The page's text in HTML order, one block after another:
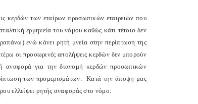
κερδών των εταίρων προσωπικών εταιρειών που
ερμηνεία του νόμου καθώς κάτι τέτοιο δεν
ενώ κάνει ρητή μνεία στην περίπτωση της
οι προσωρινές απολήψεις κερδών δεν μπορούν
αναφορά για την διανομή κερδών προσωπικών
των προμερισμάτων. Κατά την άποψη μας
ελλείψει ρητής αναφοράς στο νόμο.